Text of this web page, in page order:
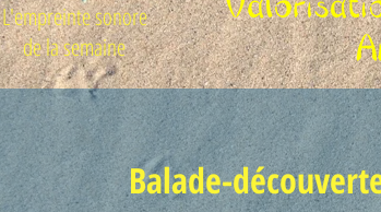
L'empreinte sonore
de la semaine
Balade-